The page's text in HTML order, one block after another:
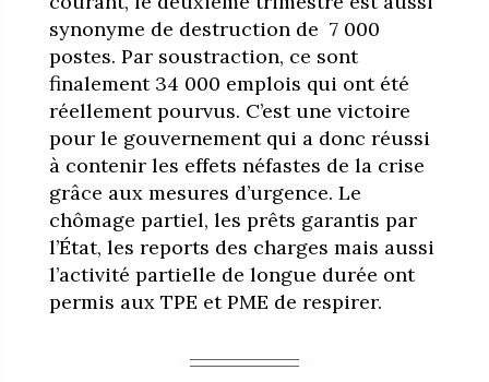
synonyme de destruction de 7 000
postes. Par soustraction, ce sont
finalement 34 000 emplois qui ont été
réellement pourvus. C’est une victoire
pour le gouvernement qui a donc réussi
à contenir les effets néfastes de la crise
grâce aux mesures d’urgence. Le
chômage partiel, les prêts garantis par
l’État, les reports des charges mais aussi
l’activité partielle de longue durée ont
permis aux TPE et PME de respirer.